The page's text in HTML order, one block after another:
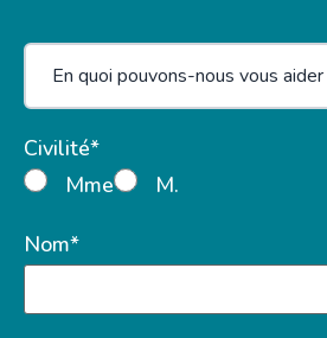
Civilité*
Mme
M.
Nom*